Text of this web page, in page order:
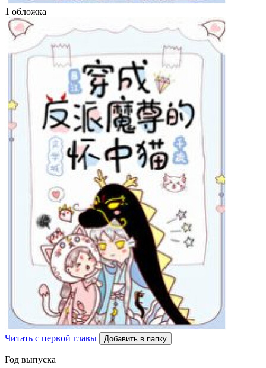
1 обложка
Читать с первой главы Добавить в папку
Год выпуска